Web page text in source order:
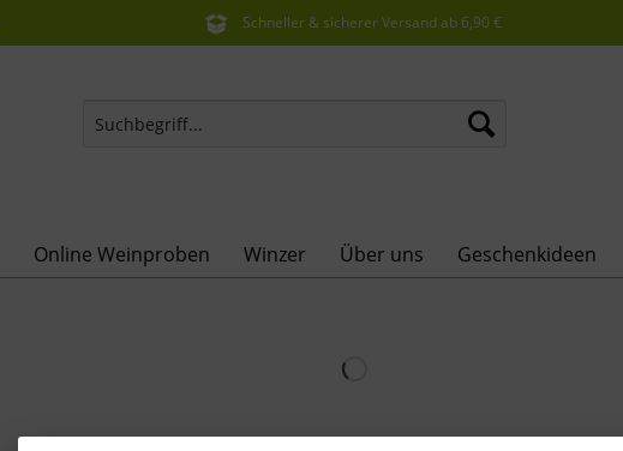
Schneller & sicherer Versand ab 6,90 €
Online Weinproben Winzer Über uns Geschenkideen